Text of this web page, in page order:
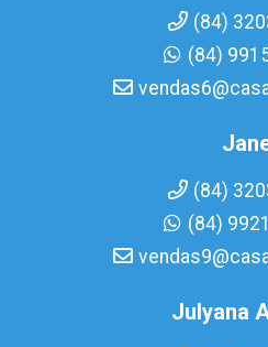
(84)
(84)
(84)
(84)
Julyana